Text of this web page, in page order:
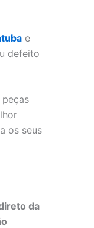
e
defeito
os seus
da